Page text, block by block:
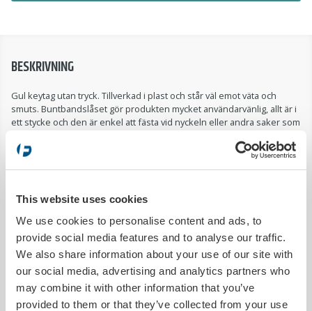
This website uses cookies
We use cookies to personalise content and ads, to
provide social media features and to analyse our traffic.
We also share information about your use of our site with
our social media, advertising and analytics partners who
may combine it with other information that you’ve
provided to them or that they’ve collected from your use
BESKRIVNING
Gul keytag utan tryck. Tillverkad i plast och står väl emot väta och
smuts. Buntbandslåset gör produkten mycket användarvänlig, allt är i
ett stycke och den är enkel att fästa vid nyckeln eller andra saker som
PRODUKTDETALJER
Utleverans inom
1 arbetsdag
Tryckbar
Nej
Antal i förpackning
200 st (två märkpennor medföljer)
Bredd
40 mm
Höjd
183 mm
Typ av produkt